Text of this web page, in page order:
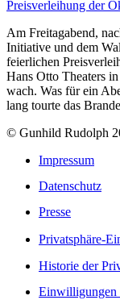
Am Freitagabend,
Initiative und dem
feierlichen
Hans Otto Theaters
wach. Was für ein
lang tourte das
© Gunhild Rudolph
Impressum
Datenschutz
Presse
Privatsphäre-
Historie der
Einwilligungen